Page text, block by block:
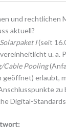
und rechtlichen
aktuell?
Solarpaket I(seit
u. a.
Cable Pooling
geöffnet) erlaubt,
zu
Digital-